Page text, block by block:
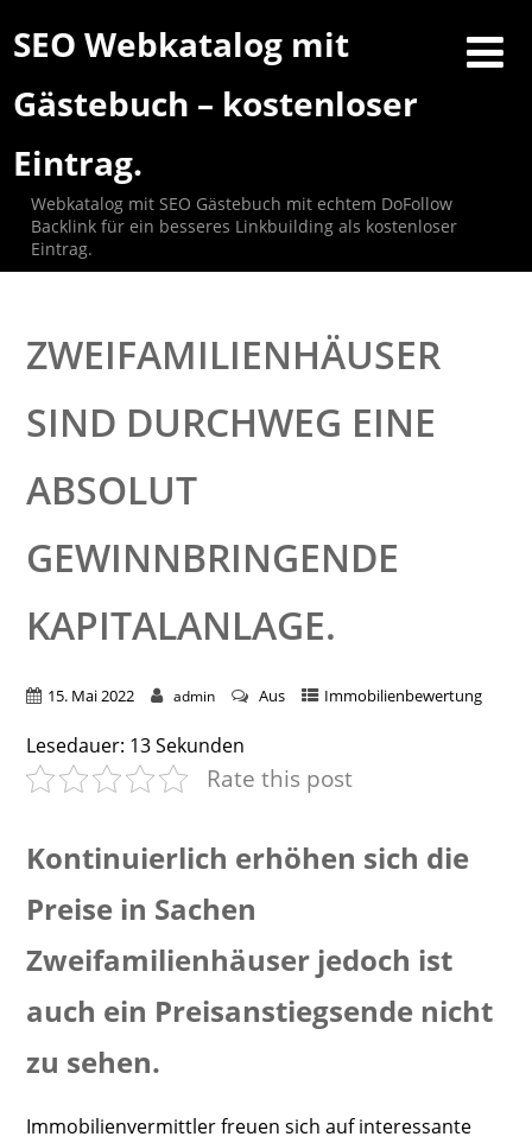
SEO Webkatalog mit
Gästebuch – kostenloser
Eintrag.
Webkatalog mit SEO Gästebuch mit echtem DoFollow
Backlink für ein besseres Linkbuilding als kostenloser
Eintrag.
ZWEIFAMILIENHÄUSER
SIND DURCHWEG EINE
ABSOLUT
GEWINNBRINGENDE
KAPITALANLAGE.
15. Mai 2022 admin Aus Immobilienbewertung
Lesedauer: 13Sekunden
Rate this post
Kontinuierlich erhöhen sich die
Preise in Sachen
Zweifamilienhäuser jedoch ist
auch ein Preisanstiegsende nicht
zu sehen.
Immobilienvermittler freuen sich auf interessante